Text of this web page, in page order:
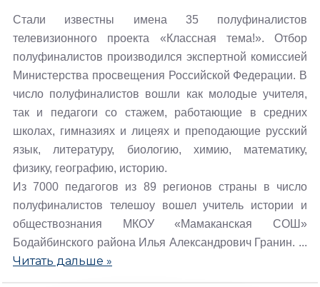
Стали известны имена 35 полуфиналистов
телевизионного проекта «Классная тема!». Отбор
полуфиналистов производился экспертной комиссией
Министерства просвещения Российской Федерации. В
число полуфиналистов вошли как молодые учителя,
так и педагоги со стажем, работающие в средних
школах, гимназиях и лицеях и преподающие русский
язык, литературу, биологию, химию, математику,
физику, географию, историю.
Из 7000 педагогов из 89 регионов страны в число
полуфиналистов телешоу вошел учитель истории и
обществознания МКОУ «Мамаканская СОШ»
Бодайбинского района Илья Александрович Гранин. ...
Читать дальше »